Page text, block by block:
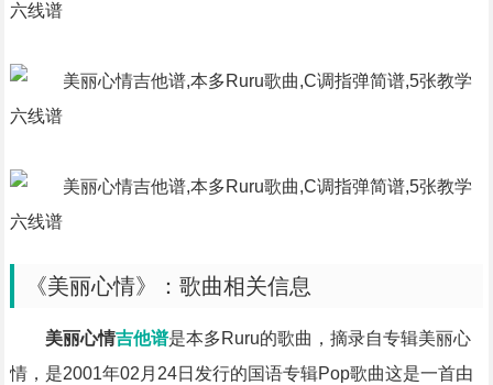
《美丽心情》：歌曲相关信息
美丽心情吉他谱是本多Ruru的歌曲，摘录自专辑美丽心
情，是2001年02月24日发行的国语专辑Pop歌曲这是一首由